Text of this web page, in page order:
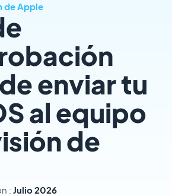
de Apple
enviar tu
al equipo
de
: Julio 2026